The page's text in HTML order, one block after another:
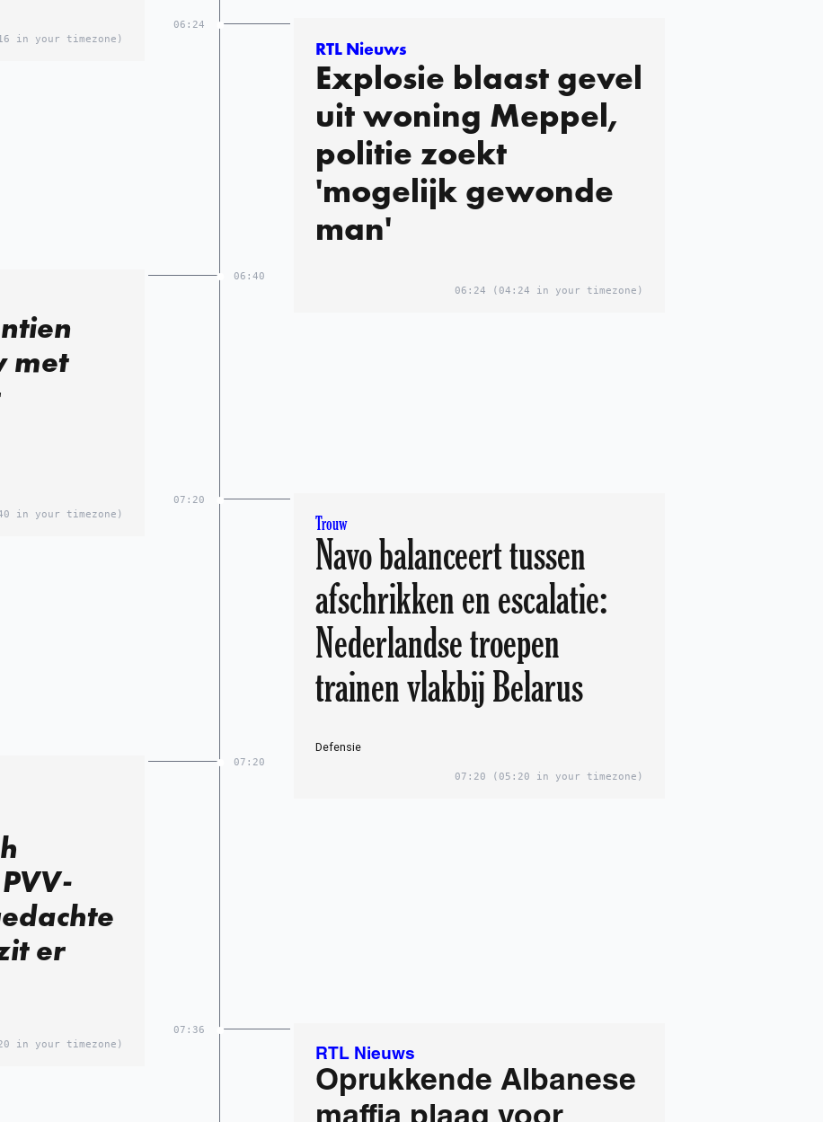
in your timezone)
06:24
RTL Nieuws
Explosie blaast gevel
uit woning Meppel,
politie zoekt
'mogelijk gewonde
man'
06:24 (04:24 in your timezone)
06:40
met
in your timezone)
07:20
Trouw
Navo balanceert tussen
afschrikken en escalatie:
Nederlandse troepen
trainen vlakbij Belarus
Defensie
07:20 (05:20 in your timezone)
07:20
er
in your timezone)
07:36
RTL Nieuws
Oprukkende Albanese